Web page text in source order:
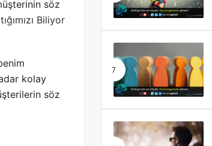
söz
Biliyor
kolay
söz